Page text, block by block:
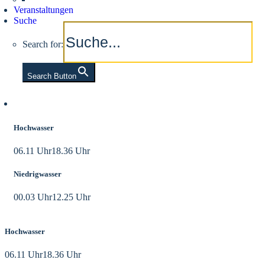
Veranstaltungen
Suche
Search for:
Search Button
Hochwasser
06.11 Uhr18.36 Uhr
Niedrigwasser
00.03 Uhr12.25 Uhr
Hochwasser
06.11 Uhr18.36 Uhr